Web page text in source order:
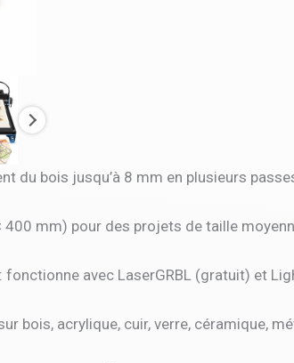
du bois jusqu’à 8 mm en plusieurs
mm) pour des projets de taille
avec LaserGRBL (gratuit) et
bois, acrylique, cuir, verre, céramique,